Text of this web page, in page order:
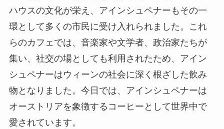
ハウスの文化が栄え、アインシュペナーもその一
環として多くの市民に受け入れられました。これ
らのカフェでは、音楽家や文学者、政治家たちが
集い、社交の場としても利用されたため、アイン
シュペナーはウィーンの社会に深く根ざした飲み
物となりました。今日では、アインシュペナーは
オーストリアを象徴するコーヒーとして世界中で
愛されています。